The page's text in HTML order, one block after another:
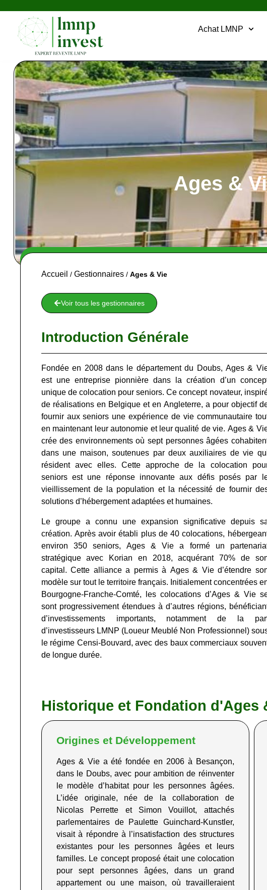
Achat LMNP
Ages &
Accueil / Gestionnaires/ Ages & Vie
Voir tous les gestionnaires
Introduction Générale
Fondée en 2008 dans le département du Doubs, Ages &
est une entreprise pionnière dans la création d’un
unique de colocation pour seniors. Ce concept novateur,
de réalisations en Belgique et en Angleterre, a pour objectif
fournir aux seniors une expérience de vie communautaire
en maintenant leur autonomie et leur qualité de vie. Ages &
crée des environnements où sept personnes âgées
dans une maison, soutenues par deux auxiliaires de vie
résident avec elles. Cette approche de la colocation
seniors est une réponse innovante aux défis posés par
vieillissement de la population et la nécessité de fournir
solutions d’hébergement adaptées et humaines.
Le groupe a connu une expansion significative depuis
création. Après avoir établi plus de 40 colocations,
environ 350 seniors, Ages & Vie a formé un
stratégique avec Korian en 2018, acquérant 70% de
capital. Cette alliance a permis à Ages & Vie d’étendre
modèle sur tout le territoire français. Initialement concentrées
Bourgogne-Franche-Comté, les colocations d’Ages & Vie
sont progressivement étendues à d’autres régions,
d’investissements importants, notamment de la
d’investisseurs LMNP (Loueur Meublé Non Professionnel)
le régime Censi-Bouvard, avec des baux commerciaux
de longue durée.
Historique et Fondation d'Ages
Origines et Développement
Ages & Vie a été fondée en 2006 à Besançon,
dans le Doubs, avec pour ambition de réinventer
le modèle d’habitat pour les personnes âgées.
L’idée originale, née de la collaboration de
Nicolas Perrette et Simon Vouillot, attachés
parlementaires de Paulette Guinchard-Kunstler,
visait à répondre à l’insatisfaction des structures
existantes pour les personnes âgées et leurs
familles. Le concept proposé était une colocation
pour sept personnes âgées, dans un grand
appartement ou une maison, où travailleraient